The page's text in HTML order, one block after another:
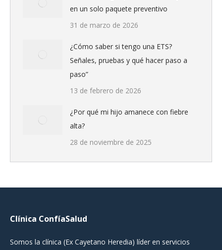
en un solo paquete preventivo
31 de marzo de 2026
¿Cómo saber si tengo una ETS?
Señales, pruebas y qué hacer paso a
paso”
13 de febrero de 2026
¿Por qué mi hijo amanece con fiebre
alta?
28 de noviembre de 2025
Clínica ConfíaSalud
Somos la clínica (Ex Cayetano Heredia) líder en servicios